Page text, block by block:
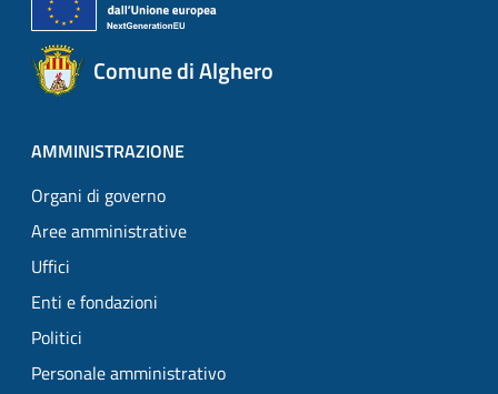
Comune di Alghero
AMMINISTRAZIONE
Organi di governo
Aree amministrative
Uffici
Enti e fondazioni
Politici
Personale amministrativo